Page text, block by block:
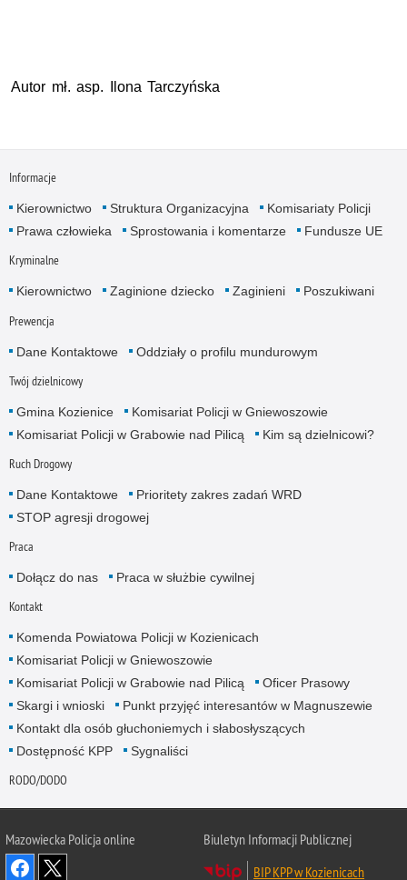
Autor mł. asp. Ilona Tarczyńska
Informacje
Kierownictwo Struktura Organizacyjna
Komisariaty Policji
Prawa człowieka
Sprostowania i komentarze Fundusze UE
Kryminalne
Kierownictwo Zaginione dziecko Zaginieni Poszukiwani
Prewencja
Dane Kontaktowe Oddziały o profilu mundurowym
Twój dzielnicowy
Gmina Kozienice
Komisariat Policji w Gniewoszowie
Komisariat Policji w Grabowie nad Pilicą
Kim są dzielnicowi?
Ruch Drogowy
Dane Kontaktowe
Prioritety zakres zadań WRD
STOP agresji drogowej
Praca
Dołącz do nas Praca w służbie cywilnej
Kontakt
Komenda Powiatowa Policji w Kozienicach
Komisariat Policji w Gniewoszowie
Komisariat Policji w Grabowie nad Pilicą
Oficer Prasowy
Skargi i wnioski
Punkt przyjęć interesantów w Magnuszewie
Kontakt dla osób głuchoniemych i słabosłyszących
Dostępność KPP
Sygnaliści
RODO/DODO
Mazowiecka Policja online
Biuletyn Informacji Publicznej
BIP KPP w Kozienicach